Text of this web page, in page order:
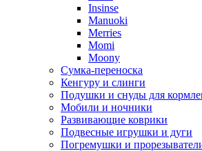
Insinse
Manuoki
Merries
Momi
Moony
Сумка-переноска
Кенгуру и слинги
Подушки и снуды для
Мобили и ночники
Развивающие коврики
Подвесные игрушки и дуги
Погремушки и